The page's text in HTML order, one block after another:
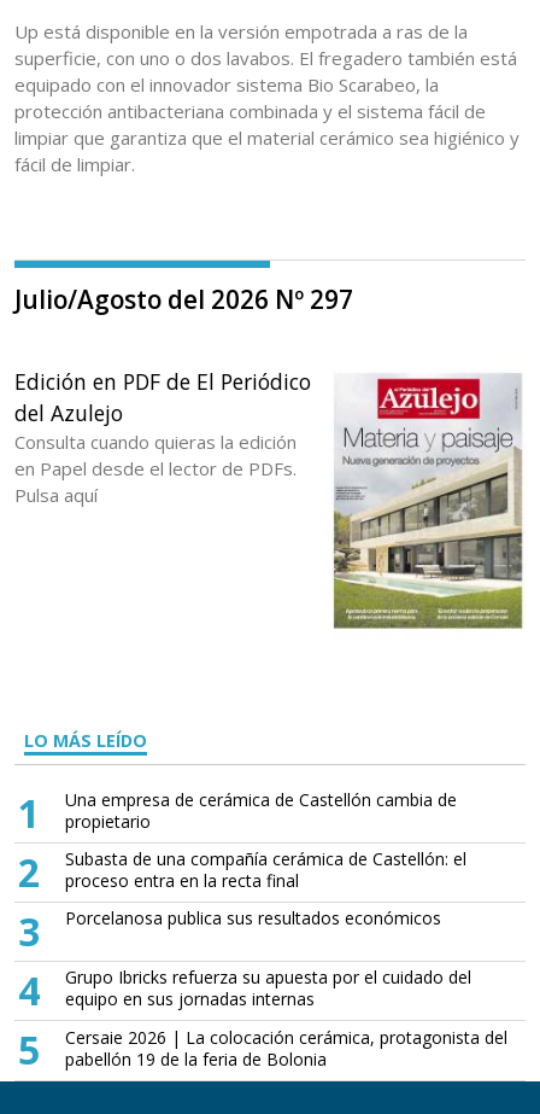
Up está disponible en la versión empotrada a ras de la
superficie, con uno o dos lavabos. El fregadero también está
equipado con el innovador sistema Bio Scarabeo, la
protección antibacteriana combinada y el sistema fácil de
limpiar que garantiza que el material cerámico sea higiénico y
fácil de limpiar.
Julio/Agosto del 2026 Nº 297
Edición en PDF de El Periódico
del Azulejo
Consulta cuando quieras la edición
en Papel desde el lector de PDFs.
Pulsa aquí
LO MÁS LEÍDO
1
Una empresa de cerámica de Castellón cambia de
propietario
2
Subasta de una compañía cerámica de Castellón: el
proceso entra en la recta final
3 Porcelanosa publica sus resultados económicos
4
Grupo Ibricks refuerza su apuesta por el cuidado del
equipo en sus jornadas internas
5
Cersaie 2026 | La colocación cerámica, protagonista del
pabellón 19 de la feria de Bolonia